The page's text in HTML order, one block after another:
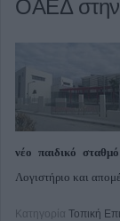
ΟΑΕΔ στην
νέο παιδικό
Λογιστήριο και
Κατηγορία Τοπική